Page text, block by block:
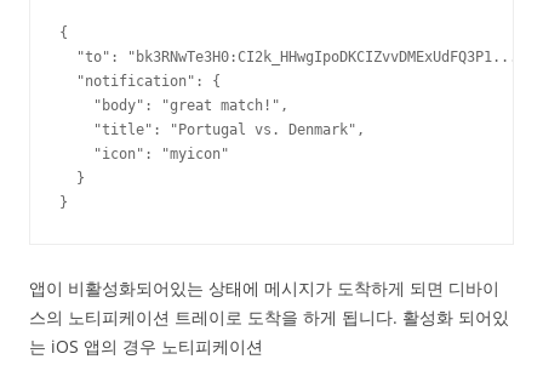
{
  "to": "bk3RNwTe3H0:CI2k_HHwgIpoDKCIZvvDMExUdFQ3P1...",
  "notification": {
    "body": "great match!",
    "title": "Portugal vs. Denmark",
    "icon": "myicon"
  }
}
앱이 비활성화되어있는 상태에 메시지가 도착하게 되면 디바이
스의 노티피케이션 트레이로 도착을 하게 됩니다. 활성화 되어있
는 iOS 앱의 경우 노티피케이션